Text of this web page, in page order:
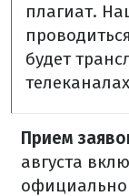
плагиат.
будет
Прием
августа